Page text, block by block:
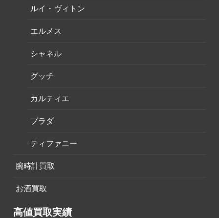
ルイ・ヴィトン
エルメス
シャネル
グッチ
カルティエ
プラダ
ティファニー
腕時計買取
お酒買取
高値買取実績